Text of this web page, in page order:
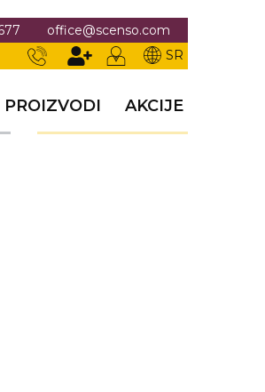
office@scenso.com
SR
PROIZVODI AKCIJE